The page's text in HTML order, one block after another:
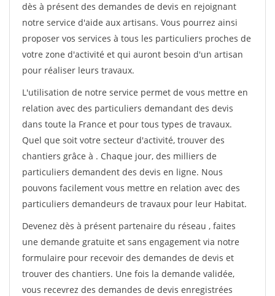
dès à présent des demandes de devis en rejoignant
notre service d'aide aux artisans. Vous pourrez ainsi
proposer vos services à tous les particuliers proches de
votre zone d'activité et qui auront besoin d'un artisan
pour réaliser leurs travaux.
L'utilisation de notre service permet de vous mettre en
relation avec des particuliers demandant des devis
dans toute la France et pour tous types de travaux.
Quel que soit votre secteur d'activité, trouver des
chantiers grâce à . Chaque jour, des milliers de
particuliers demandent des devis en ligne. Nous
pouvons facilement vous mettre en relation avec des
particuliers demandeurs de travaux pour leur Habitat.
Devenez dès à présent partenaire du réseau , faites
une demande gratuite et sans engagement via notre
formulaire pour recevoir des demandes de devis et
trouver des chantiers. Une fois la demande validée,
vous recevrez des demandes de devis enregistrées